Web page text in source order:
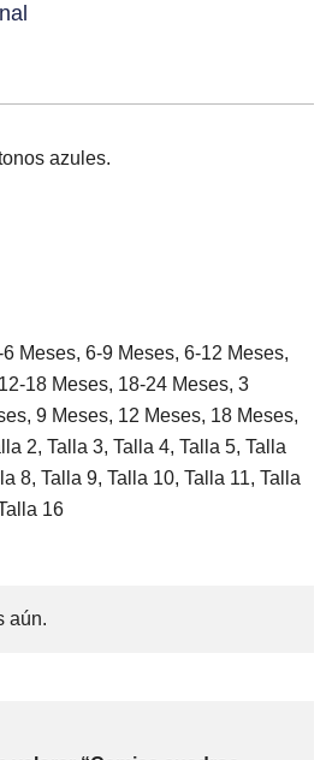
azules.
Meses, 6-9 Meses, 6-12 Meses,
18 Meses, 18-24 Meses, 3
9 Meses, 12 Meses, 18 Meses,
2, Talla 3, Talla 4, Talla 5, Talla
8, Talla 9, Talla 10, Talla 11, Talla
16
aún.